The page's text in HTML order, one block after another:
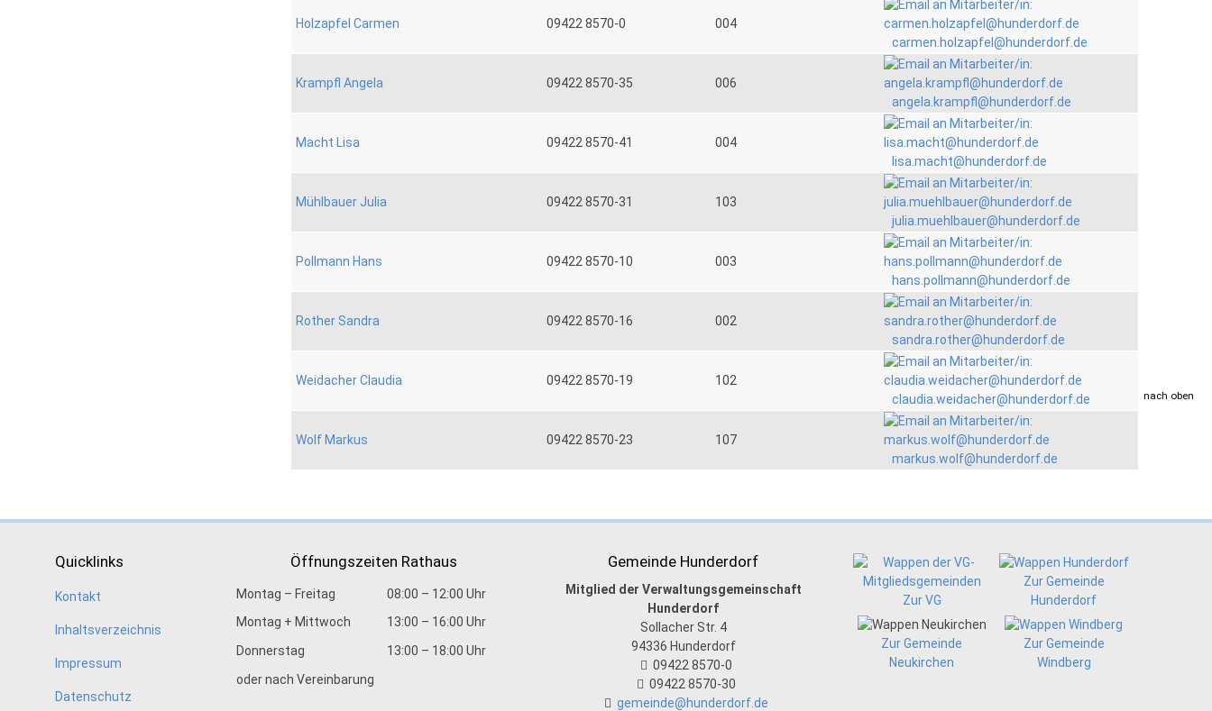
Holzapfel Carmen 09422 8570-0
004
carmen.holzapfel@hunderdorf.de
Krampfl Angela 09422 8570-35
006
angela.krampfl@hunderdorf.de
Macht Lisa 09422 8570-41
004
lisa.macht@hunderdorf.de
Mühlbauer Julia 09422 8570-31
103
julia.muehlbauer@hunderdorf.de
Pollmann Hans 09422 8570-10
003
hans.pollmann@hunderdorf.de
Rother Sandra 09422 8570-16
002
sandra.rother@hunderdorf.de
Weidacher Claudia 09422 8570-19
102
claudia.weidacher@hunderdorf.de
Wolf Markus 09422 8570-23
107
markus.wolf@hunderdorf.de
drucken nach oben
Quicklinks
Kontakt
Inhaltsverzeichnis
Impressum
Datenschutz
Öffnungszeiten Rathaus
Montag – Freitag
08:00 – 12:00 Uhr
Montag + Mittwoch
13:00 – 16:00 Uhr
Donnerstag
13:00 – 18:00 Uhr
oder nach Vereinbarung
Gemeinde Hunderdorf
Mitglied der Verwaltungsgemeinschaft
Hunderdorf
Sollacher Str. 4
94336 Hunderdorf
09422 8570-0
09422 8570-30
gemeinde@hunderdorf.de
Zur VG
Zur Gemeinde
Hunderdorf
Zur Gemeinde
Neukirchen
Zur Gemeinde
Windberg